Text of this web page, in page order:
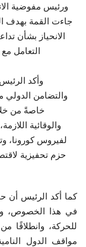
ورئيس مفوضية
جاءت القمة بهدف
الانحياز بشأن
التعامل
وأكد
والتضامن الدولي
خاصةً من
والوقائية
لفيروس كورونا،
حزم تحفيزية
كما أكد الرئيس أن
في هذا الخصوص،
للحركة، وانطلاقًا
مواقف الدول